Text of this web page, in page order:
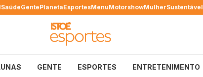
SaúdeGentePlanetaEsportesMenuMotorshowMulherSustentável
GENTE ESPORTES ENTRETENIMENTO